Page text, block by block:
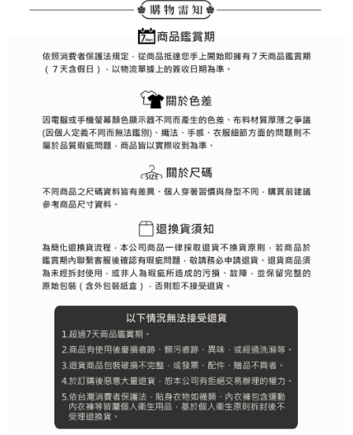
ロテクションズ（以下 AFTEE という）が提供し、AFTEEが代金を徴収し
の氏名、電話番号、受取人の氏名、電話番号、受取人住所を含むがこれに
限らない）は、AFTEEに渡され当サービスで必要な範囲内で利用されま
す。AFTEEの個人情報の収集、処理、利用について、詳細はAFTEE公式ホ
https://aftee.tw/privacypolicy/）。
AFTEEの初回ご利用の際に、審査を通過すれば、最高額がNT$10,000にな
ります。支払い期限を過ぎた場合、その金額に基づいて年利20%の遅延滞
納金が加算されます。未成年の利用者は、事前に法定代理人または後見人
の同意を得ればAFTEEをご利用いただけます。
個人情報の処理、利用について疑問がある、または関連する法律の権利を
行使したい場合は、ネットプロテクションズ
にご連絡ください。上記に示した個人情報を、必要な購入注文書とあわせ
てAFTEEにご提供いただく、またはAFTEEにあなたの個人情報の収集、処
理、利用を許可することににご同意いただけない場合は、当サービスを選
択しないでください。